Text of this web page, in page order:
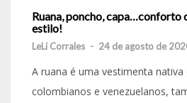
Ruana, poncho, capa…conforto
estilo!
LeLi Corrales - 24 de agosto de
A ruana é uma vestimenta nativa
colombianos e venezuelanos,